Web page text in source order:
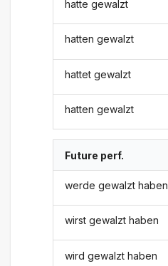
hatte gewalzt
hatten gewalzt
hattet gewalzt
hatten gewalzt
Future perf.
werde gewalzt haben
wirst gewalzt haben
wird gewalzt haben